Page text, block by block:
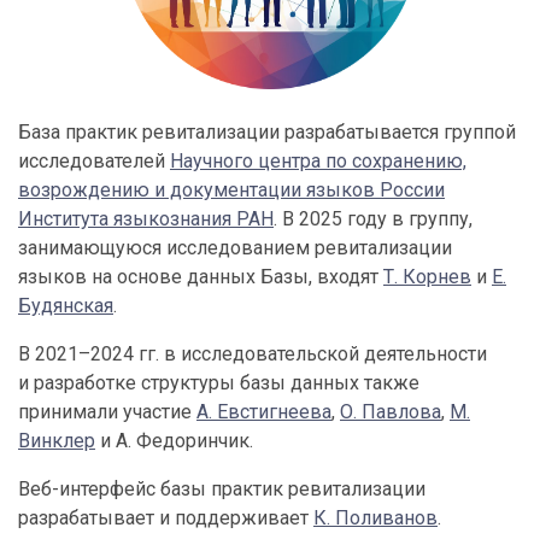
База практик ревитализации разрабатывается группой
исследователей Научного центра по сохранению,
возрождению и документации языков России
Института языкознания РАН. В 2025 году в группу,
занимающуюся исследованием ревитализации
языков на основе данных Базы, входят Т. Корнев и Е.
Будянская.
В 2021–2024 гг. в исследовательской деятельности
и разработке структуры базы данных также
принимали участие А. Евстигнеева, О. Павлова, М.
Винклер и А. Федоринчик.
Веб-интерфейс базы практик ревитализации
разрабатывает и поддерживает К. Поливанов.